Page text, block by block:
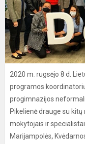
2020 m. rugsėjo 8 d.
programos
progimnazijos
Pikelienė drauge su
mokytojais ir
Marijampolės,